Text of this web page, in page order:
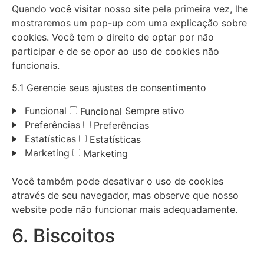
Quando você visitar nosso site pela primeira vez, lhe
mostraremos um pop-up com uma explicação sobre
cookies. Você tem o direito de optar por não
participar e de se opor ao uso de cookies não
funcionais.
5.1 Gerencie seus ajustes de consentimento
Funcional
Funcional Sempre ativo
Preferências
Preferências
Estatísticas
Estatísticas
Marketing
Marketing
Você também pode desativar o uso de cookies
através de seu navegador, mas observe que nosso
website pode não funcionar mais adequadamente.
6. Biscoitos